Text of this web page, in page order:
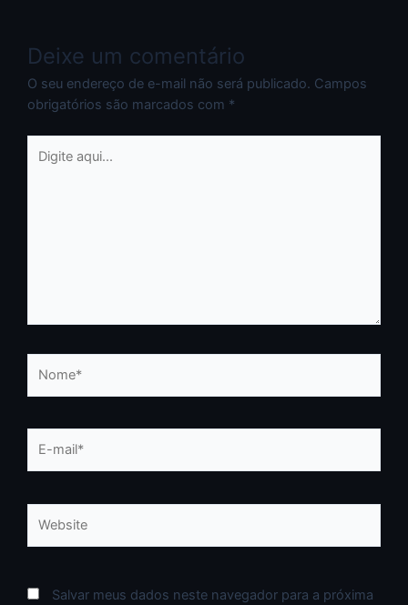
Deixe um comentário
O seu endereço de e-mail não será publicado. Campos
obrigatórios são marcados com *
aqui...
mail*
Salvar meus dados neste navegador para a próxima